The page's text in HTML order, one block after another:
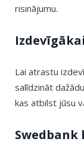
risinājumu.
Lai atrastu
salīdzināt
kas atbilst jūsu